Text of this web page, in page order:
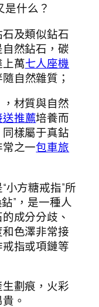
是什么？
及類似鉆石
然鉆石，碳
萬七人座機
自然雜質；
材質與自然
推薦培養而
樣屬于真鉆
之一包車旅
小方糖戒指”所
”，是一種人
成分分歧、
色澤非常接
指或項鏈等
劃痕，火彩
。